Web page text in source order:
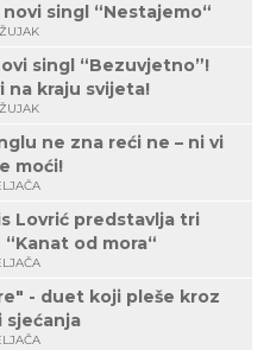
singl “Nestajemo“
singl “Bezuvjetno”!
na kraju svijeta!
ne zna reći ne – ni vi
moći!
Lovrić predstavlja tri
od mora“
- duet koji pleše kroz
sjećanja